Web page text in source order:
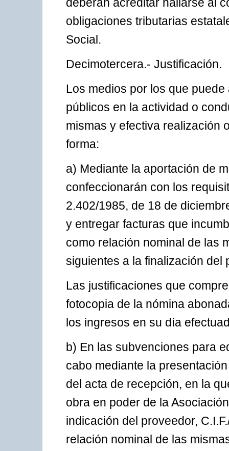
obligaciones tributarias
Social.
Decimotercera.- Justificación.
Los medios por los que
públicos en la actividad o
mismas y efectiva realización
forma:
a) Mediante la aportación de
confeccionarán con los
2.402/1985, de 18 de
y entregar facturas que
como relación nominal de las
siguientes a la finalización del
Las justificaciones que
fotocopia de la nómina
los ingresos en su día
b) En las subvenciones para
cabo mediante la
del acta de recepción, en la
obra en poder de la
indicación del proveedor,
relación nominal de las